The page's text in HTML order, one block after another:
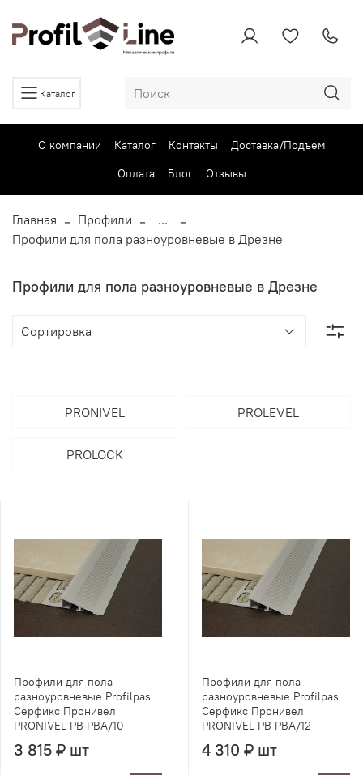
Каталог
О компании Каталог Контакты
Доставка/Подъем
Оплата
Блог Отзывы
Главная Профили
...
Профили для пола разноуровневые в Дрезне
Профили для пола разноуровневые в Дрезне
PRONIVEL PROLEVEL
PROLOCK
Профили для пола
разноуровневые Profilpas
Серфикс Пронивел
PRONIVEL PB PBA/10
3 815 ₽ шт
Профили для пола
разноуровневые Profilpas
Серфикс Пронивел
PRONIVEL PB PBA/12
4 310 ₽ шт